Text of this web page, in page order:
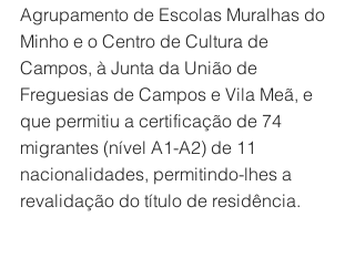
Agrupamento de Escolas Muralhas do
Minho e o Centro de Cultura de
Campos, à Junta da União de
Freguesias de Campos e Vila Meã, e
que permitiu a certificação de 74
migrantes (nível A1-A2) de 11
nacionalidades, permitindo-lhes a
revalidação do título de residência.